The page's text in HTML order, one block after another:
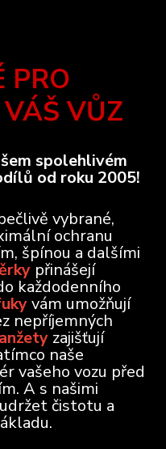
PRO
VŮZ
spolehlivém
od roku 2005!
vybrané,
ochranu
špínou a dalšími
přinášejí
každodenního
vám umožňují
nepříjemných
zajišťují
naše
vašeho vozu před
A s našimi
čistotu a